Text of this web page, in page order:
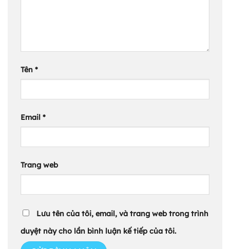
Tên *
Email *
Trang web
Lưu tên của tôi, email, và trang web trong trình
duyệt này cho lần bình luận kế tiếp của tôi.